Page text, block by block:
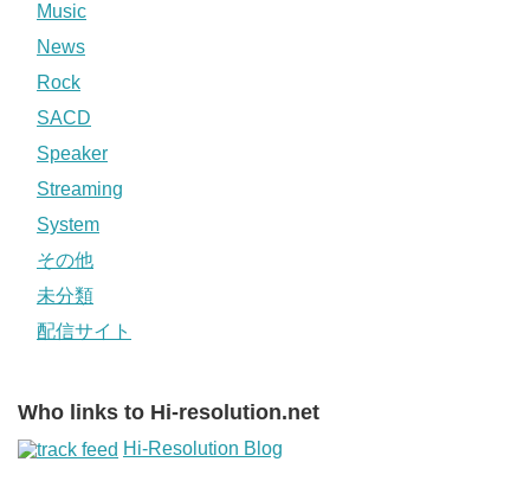
Music
News
Rock
SACD
Speaker
Streaming
System
その他
未分類
配信サイト
Who links to Hi-resolution.net
Hi-Resolution Blog